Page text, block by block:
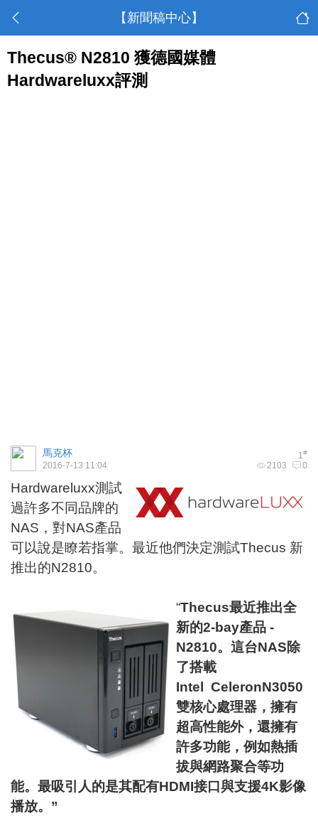
【新聞稿中心】
Thecus® N2810 獲德國媒體
Hardwareluxx評測
1#
馬克杯
2103 0
2016-7-13 11:04
Hardwareluxx測試
過許多不同品牌的
NAS，對NAS產品
可以說是瞭若指掌。最近他們決定測試Thecus 新
推出的N2810。
“Thecus最近推出全
新的2-bay產品 -
N2810。這台NAS除
了搭載
Intel CeleronN3050
雙核心處理器，擁有
超高性能外，還擁有
許多功能，例如熱插
拔與網路聚合等功
能。最吸引人的是其配有HDMI接口與支援4K影像
播放。 ”